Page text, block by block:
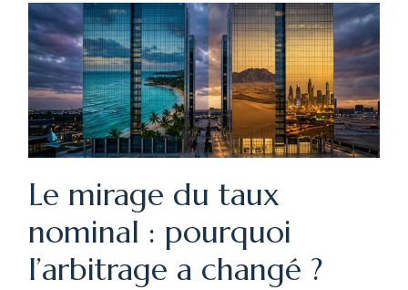
Le mirage du taux
nominal : pourquoi
l’arbitrage a changé ?